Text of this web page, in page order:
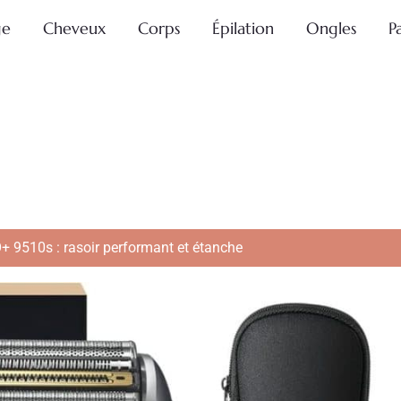
Cheveux Corps Épilation Ongles
9510s : rasoir performant et étanche